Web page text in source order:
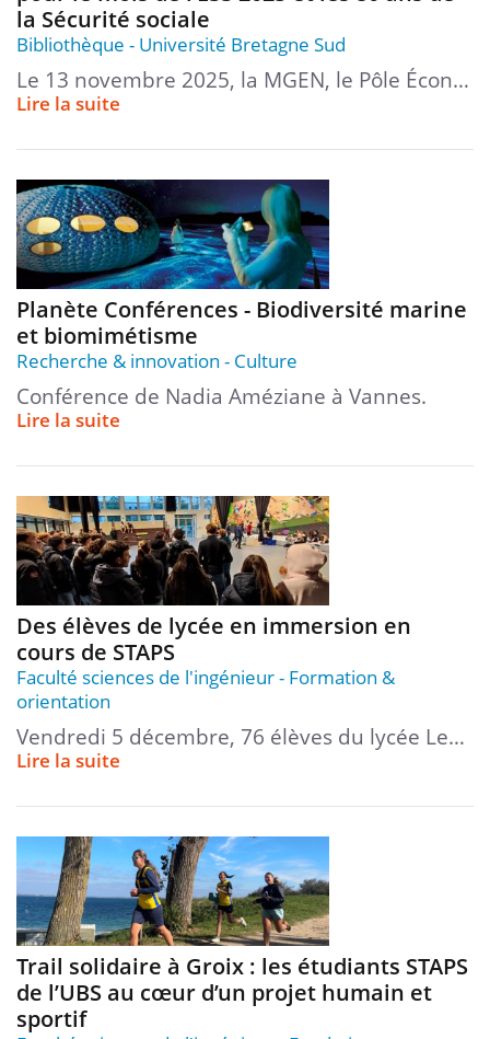
la Sécurité sociale
Bibliothèque Université Bretagne Sud
Le 13 novembre 2025, la MGEN, le Pôle Écon…
Lire la suite
Planète Conférences - Biodiversité marine
et biomimétisme
Recherche & innovation Culture
Conférence de Nadia Améziane à Vannes.
Lire la suite
Des élèves de lycée en immersion en
cours de STAPS
Faculté sciences de l'ingénieur
Formation &
orientation
Vendredi 5 décembre, 76 élèves du lycée Le…
Lire la suite
Trail solidaire à Groix : les étudiants STAPS
de l’UBS au cœur d’un projet humain et
sportif